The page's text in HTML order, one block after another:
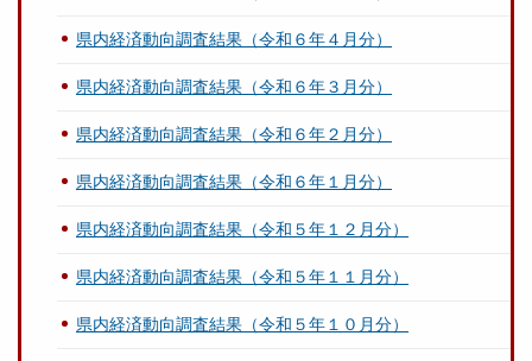
県内経済動向調査結果（令和６年４月分）
県内経済動向調査結果（令和６年３月分）
県内経済動向調査結果（令和６年２月分）
県内経済動向調査結果（令和６年１月分）
県内経済動向調査結果（令和５年１２月分）
県内経済動向調査結果（令和５年１１月分）
県内経済動向調査結果（令和５年１０月分）